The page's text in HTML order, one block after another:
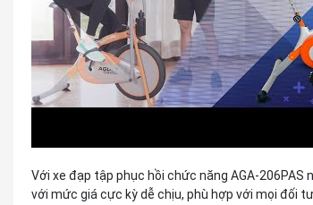
Với xe đạp tập phục hồi chức năng AGA-
với mức giá cực kỳ dễ chịu, phù hợp với mọi đối